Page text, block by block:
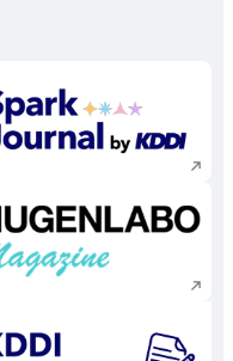
新規ウィンドウで
新規ウィンドウで